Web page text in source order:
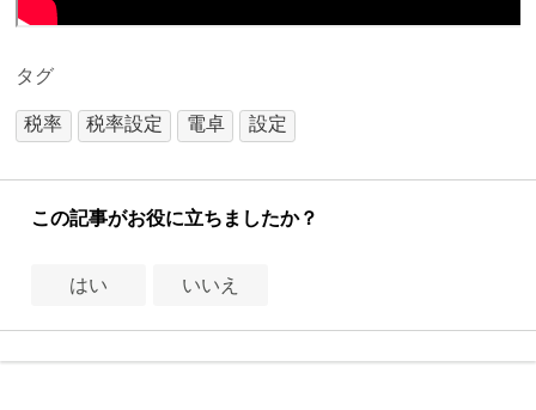
タグ
税率
税率設定 電卓 設定
この記事がお役に立ちましたか？
はい いいえ